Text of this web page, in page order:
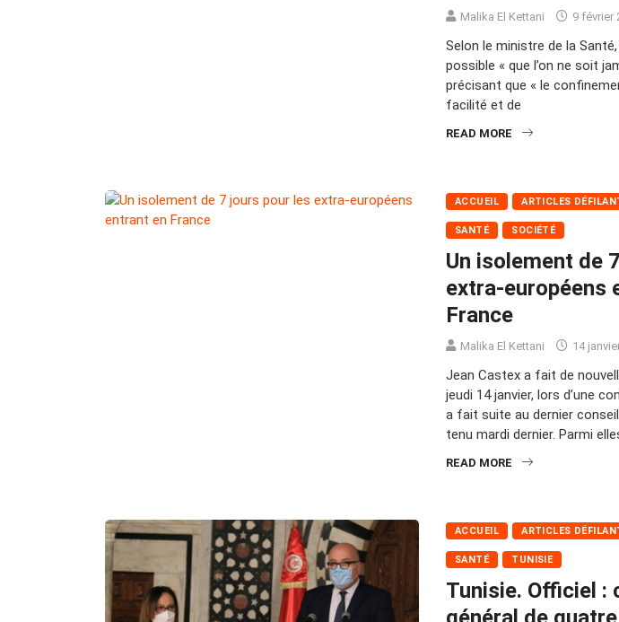
Malika El Kettani 9 février
Selon le ministre de la
possible « que l’on ne soit
précisant que « le
facilité et de
READ MORE
ACCUEIL ARTICLES
SANTÉ SOCIÉTÉ
Un isolement de
extra-européens
France
Malika El Kettani 14
Jean Castex a fait de
jeudi 14 janvier, lors d’une
a fait suite au dernier
tenu mardi dernier. Parmi
READ MORE
ACCUEIL ARTICLES
SANTÉ TUNISIE
Tunisie. Officiel :